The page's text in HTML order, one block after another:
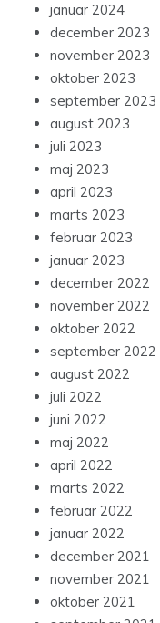
januar 2024
december 2023
november 2023
oktober 2023
september 2023
august 2023
juli 2023
maj 2023
april 2023
marts 2023
februar 2023
januar 2023
december 2022
november 2022
oktober 2022
september 2022
august 2022
juli 2022
juni 2022
maj 2022
april 2022
marts 2022
februar 2022
januar 2022
december 2021
november 2021
oktober 2021